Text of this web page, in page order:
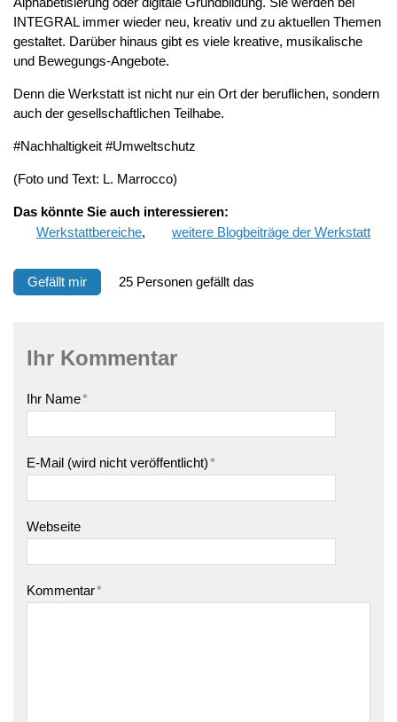
INTEGRAL immer wieder neu, kreativ und zu aktuellen Themen
gestaltet. Darüber hinaus gibt es viele kreative, musikalische
und Bewegungs-Angebote.
Denn die Werkstatt ist nicht nur ein Ort der beruflichen, sondern
auch der gesellschaftlichen Teilhabe.
#Nachhaltigkeit #Umweltschutz
(Foto und Text: L. Marrocco)
Das könnte Sie auch interessieren:
Werkstattbereiche, weitere Blogbeiträge der Werkstatt
Gefällt mir 25 Personen gefällt das
Ihr Kommentar
Ihr Name*
E-Mail (wird nicht veröffentlicht)*
Webseite
Kommentar*